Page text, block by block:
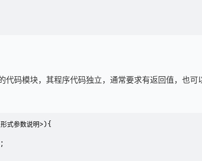
代码模块，其程序代码独立，通常要求有返回值，也可
式参数说明>){